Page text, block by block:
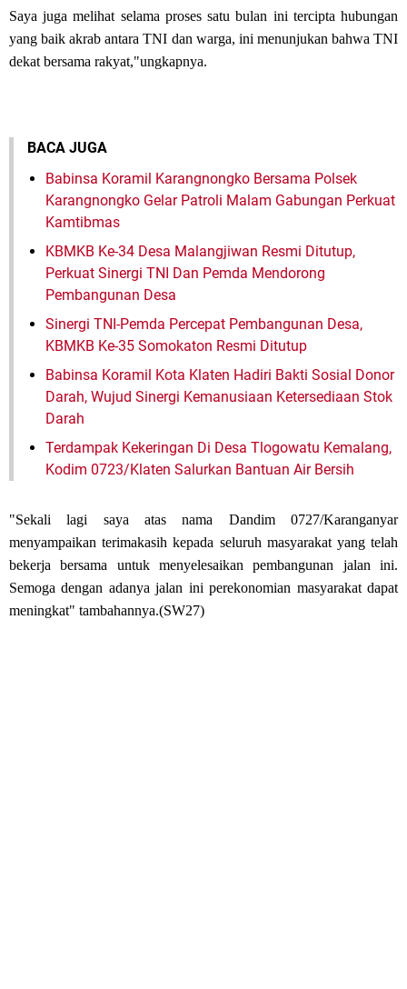
Saya juga melihat selama proses satu bulan ini tercipta hubungan
yang baik akrab antara TNI dan warga, ini menunjukan bahwa TNI
dekat bersama rakyat,"ungkapnya.
BACA JUGA
Babinsa Koramil Karangnongko Bersama Polsek
Karangnongko Gelar Patroli Malam Gabungan Perkuat
Kamtibmas
KBMKB Ke-34 Desa Malangjiwan Resmi Ditutup,
Perkuat Sinergi TNI Dan Pemda Mendorong
Pembangunan Desa
Sinergi TNI-Pemda Percepat Pembangunan Desa,
KBMKB Ke-35 Somokaton Resmi Ditutup
Babinsa Koramil Kota Klaten Hadiri Bakti Sosial Donor
Darah, Wujud Sinergi Kemanusiaan Ketersediaan Stok
Darah
Terdampak Kekeringan Di Desa Tlogowatu Kemalang,
Kodim 0723/Klaten Salurkan Bantuan Air Bersih
"Sekali lagi saya atas nama Dandim 0727/Karanganyar
menyampaikan terimakasih kepada seluruh masyarakat yang telah
bekerja bersama untuk menyelesaikan pembangunan jalan ini.
Semoga dengan adanya jalan ini perekonomian masyarakat dapat
meningkat" tambahannya.(SW27)